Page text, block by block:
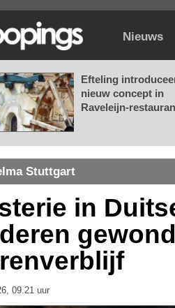
Nieuws
Efteling
nieuw concept in
Raveleijn-
Stuttgart
in
09.21 uur